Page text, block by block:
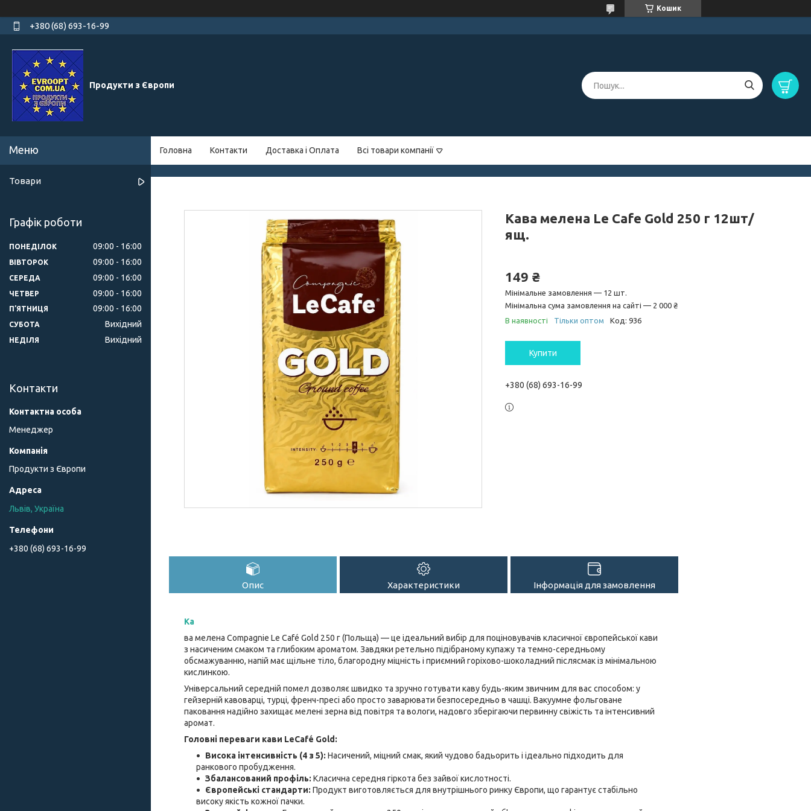
Кошик
+380 (68) 693-16-99
Продукти з Європи
Головна Контакти Доставка і Оплата Всі товари компанії
Кава мелена Le Cafe Gold 250 г 12шт/
ящ.
149 ₴
Мінімальне замовлення — 12 шт.
Мінімальна сума замовлення на сайті — 2 000 ₴
В наявності
Тільки оптом Код: 936
Купити
+380 (68) 693-16-99
Опис Характеристики Інформація для замовлення
Ка
ва мелена Compagnie Le Café Gold 250 г (Польща) — це ідеальний вибір для поціновувачів класичної європейської кави
з насиченим смаком та глибоким ароматом. Завдяки ретельно підібраному купажу та темно-середньому
обсмажуванню, напій має щільне тіло, благородну міцність і приємний горіхово-шоколадний післясмак із мінімальною
кислинкою.
Універсальний середній помел дозволяє швидко та зручно готувати каву будь-яким звичним для вас способом: у
гейзерній кавоварці, турці, френч-пресі або просто заварювати безпосередньо в чашці. Вакуумне фольговане
паковання надійно захищає мелені зерна від повітря та вологи, надовго зберігаючи первинну свіжість та інтенсивний
аромат.
Головні переваги кави LeCafé Gold:
Висока інтенсивність (4 з 5): Насичений, міцний смак, який чудово бадьорить і ідеально підходить для
ранкового пробудження.
Збалансований профіль: Класична середня гіркота без зайвої кислотності.
Європейські стандарти: Продукт виготовляється для внутрішнього ринку Європи, що гарантує стабільно
високу якість кожної пачки.
Товари
Графік роботи
ПОНЕДІЛОК 09:00 16:00
ВІВТОРОК 09:00 16:00
СЕРЕДА 09:00 16:00
ЧЕТВЕР 09:00 16:00
ПʼЯТНИЦЯ 09:00 16:00
СУБОТА Вихідний
НЕДІЛЯ Вихідний
Контакти
Менеджер
Продукти з Європи
Львів, Україна
+380 (68) 693-16-99